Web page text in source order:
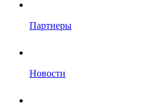
Партнеры
Новости